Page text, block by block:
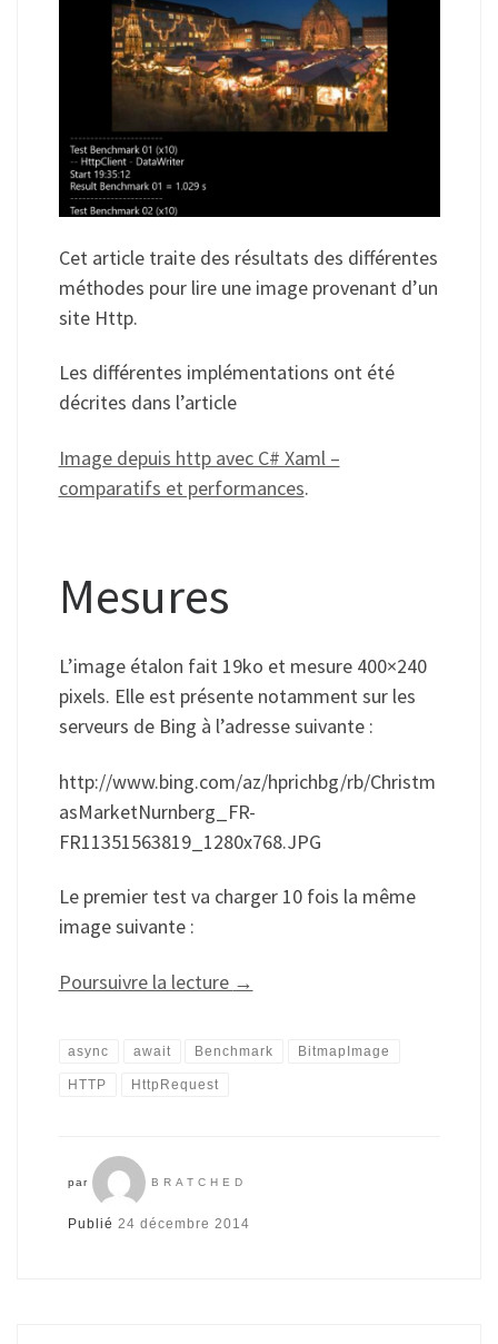
Cet article traite des résultats des différentes
méthodes pour lire une image provenant d’un
site Http.
Les différentes implémentations ont été
décrites dans l’article
Image depuis http avec C# Xaml –
comparatifs et performances.
Mesures
L’image étalon fait 19ko et mesure 400×240
pixels. Elle est présente notamment sur les
serveurs de Bing à l’adresse suivante :
http://www.bing.com/az/hprichbg/rb/Christm
asMarketNurnberg_FR-
FR11351563819_1280x768.JPG
Le premier test va charger 10 fois la même
image suivante :
Poursuivre la lecture →
async await Benchmark BitmapImage
HTTP HttpRequest
par BRATCHED
Publié 24 décembre 2014